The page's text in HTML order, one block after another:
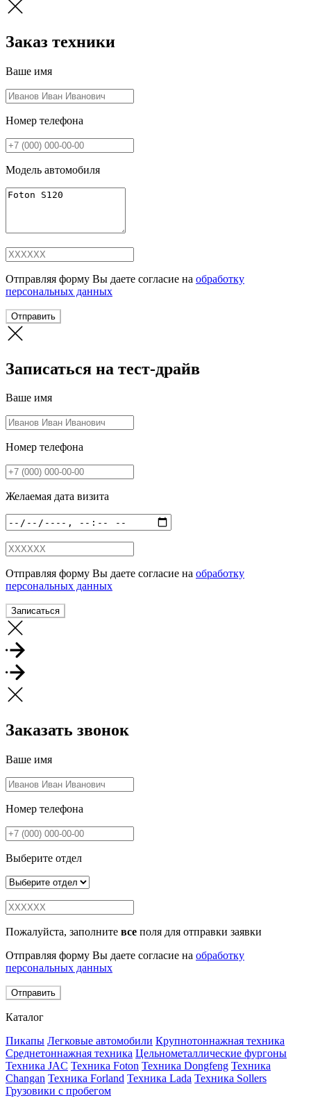
Заказ техники
Ваше имя
Номер телефона
Модель автомобиля
Отправляя форму Вы даете согласие на обработку
персональных данных
Отправить
Записаться на тест-драйв
Ваше имя
Номер телефона
Желаемая дата визита
Отправляя форму Вы даете согласие на обработку
персональных данных
Записаться
Заказать звонок
Ваше имя
Номер телефона
Выберите отдел
Пожалуйста, заполните все поля для отправки заявки
Отправляя форму Вы даете согласие на обработку
персональных данных
Отправить
Каталог
Пикапы Легковые автомобили Крупнотоннажная техника
Среднетоннажная техника Цельнометаллические фургоны
Техника JAC Техника Foton Техника Dongfeng Техника
Changan Техника Forland Техника Lada Техника Sollers
Грузовики с пробегом